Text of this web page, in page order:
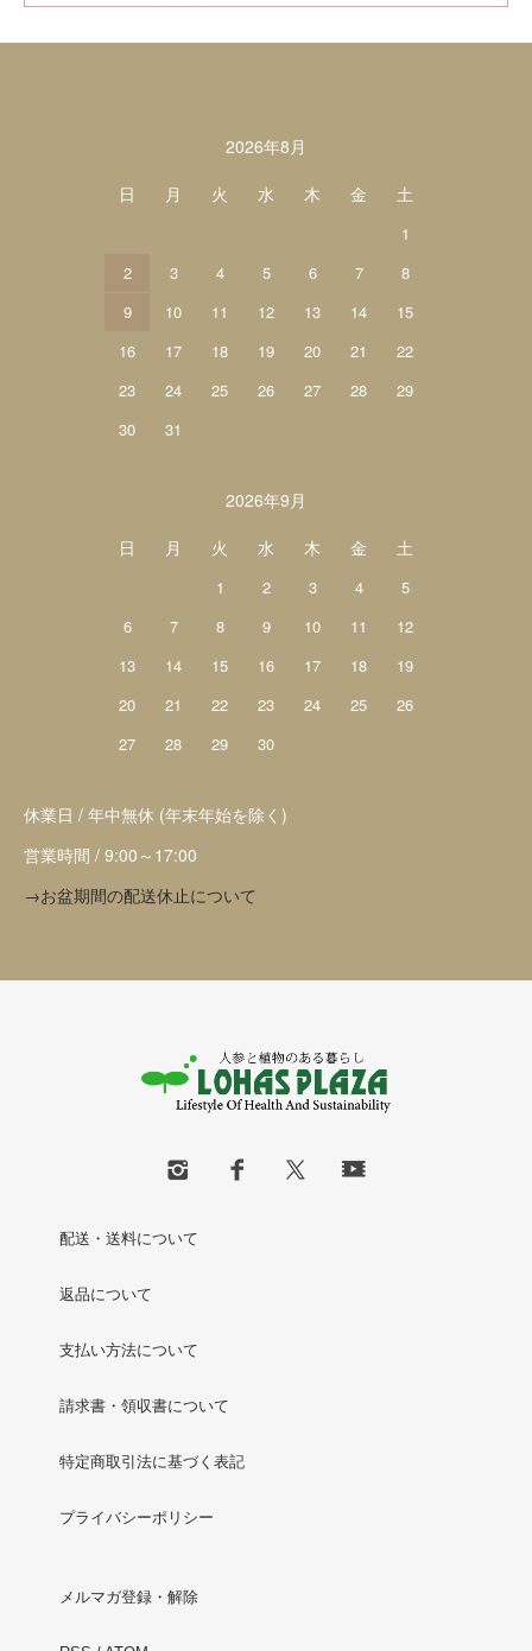
2026年8月
日
月 火 水 木 金 土
1
2
3 4 5 6 7
8
9
10 11 12 13 14
15
16
17 18 19 20 21
22
23
24 25 26 27 28
29
30
31
2026年9月
日
月 火 水 木 金 土
1 2 3 4
5
6
7 8 9 10 11
12
13
14 15 16 17 18
19
20
21 22 23 24 25
26
27
28 29 30
休業日 / 年中無休 (年末年始を除く)
営業時間 / 9:00～17:00
→お盆期間の配送休止について
配送・送料について
返品について
支払い方法について
請求書・領収書について
特定商取引法に基づく表記
プライバシーポリシー
メルマガ登録・解除